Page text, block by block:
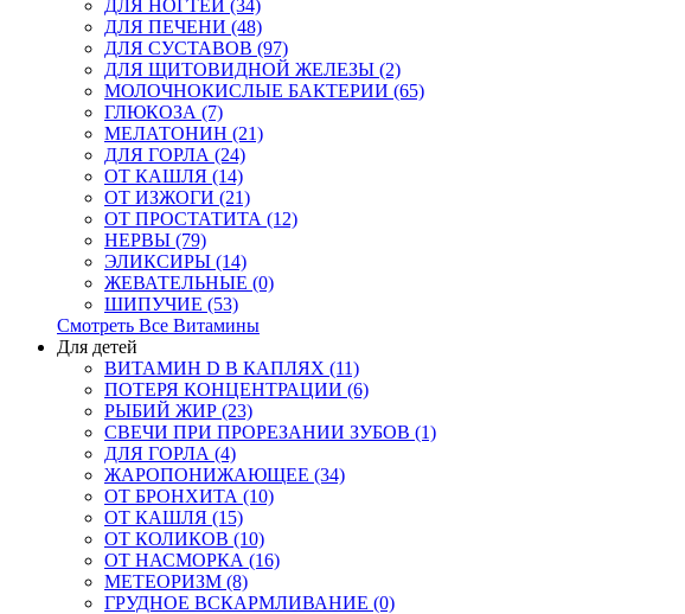
ДЛЯ НОГТЕЙ (34)
ДЛЯ ПЕЧЕНИ (48)
ДЛЯ СУСТАВОВ (97)
ДЛЯ ЩИТОВИДНОЙ ЖЕЛЕЗЫ (2)
МОЛОЧНОКИСЛЫЕ БАКТЕРИИ (65)
ГЛЮКОЗА (7)
МЕЛАТОНИН (21)
ДЛЯ ГОРЛА (24)
ОТ КАШЛЯ (14)
ОТ ИЗЖОГИ (21)
ОТ ПРОСТАТИТА (12)
НЕРВЫ (79)
ЭЛИКСИРЫ (14)
ЖЕВАТЕЛЬНЫЕ (0)
ШИПУЧИЕ (53)
Смотреть Все Витамины
Для детей
ВИТАМИН D В КАПЛЯХ (11)
ПОТЕРЯ КОНЦЕНТРАЦИИ (6)
РЫБИЙ ЖИР (23)
СВЕЧИ ПРИ ПРОРЕЗАНИИ ЗУБОВ (1)
ДЛЯ ГОРЛА (4)
ЖАРОПОНИЖАЮЩЕЕ (34)
ОТ БРОНХИТА (10)
ОТ КАШЛЯ (15)
ОТ КОЛИКОВ (10)
ОТ НАСМОРКА (16)
МЕТЕОРИЗМ (8)
ГРУДНОЕ ВСКАРМЛИВАНИЕ (0)